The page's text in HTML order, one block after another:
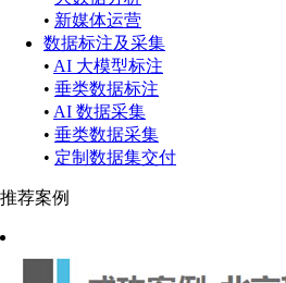
• 新媒体运营
数据标注及采集
• AI 大模型标注
• 垂类数据标注
• AI 数据采集
• 垂类数据采集
• 定制数据集交付
推荐案例